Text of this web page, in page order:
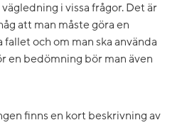
i vissa frågor. Det är
att man måste göra en
och om man ska använda
en bedömning bör man även
finns en kort beskrivning av